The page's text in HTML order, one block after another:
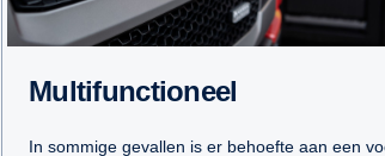
Multifunctioneel
In sommige gevallen is er behoefte aan een